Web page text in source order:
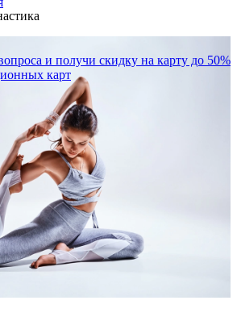
и получи скидку на карту до 50%
карт